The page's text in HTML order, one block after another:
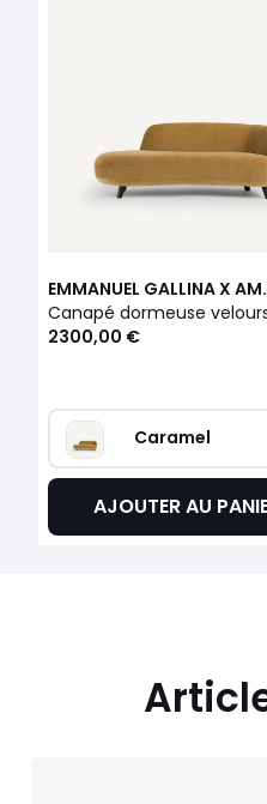
EMMANUEL GALLINA X
2300,00 €
Caramel
AJOUTER AU